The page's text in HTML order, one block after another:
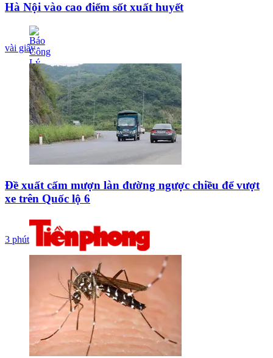
Hà Nội vào cao điểm sốt xuất huyết
vài giây
Đề xuất cấm mượn làn đường ngược chiều để vượt
xe trên Quốc lộ 6
3 phút